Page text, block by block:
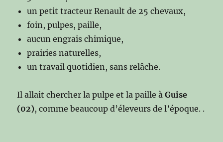
un petit tracteur Renault de 25 chevaux,
foin, pulpes, paille,
aucun engrais chimique,
prairies naturelles,
un travail quotidien, sans relâche.
Il allait chercher la pulpe et la paille àGuise
(02), comme beaucoup d’éleveurs de l’époque. .